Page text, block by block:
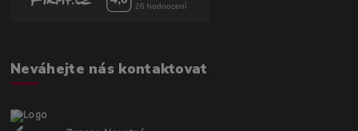
Neváhejte nás kontaktovat